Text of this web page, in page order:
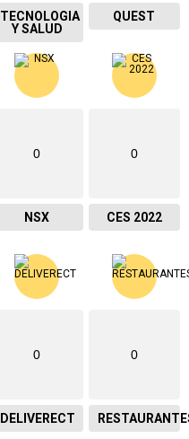
TECNOLOGIA
Y SALUD
QUEST
0
NSX
0
CES 2022
0
DELIVERECT
0